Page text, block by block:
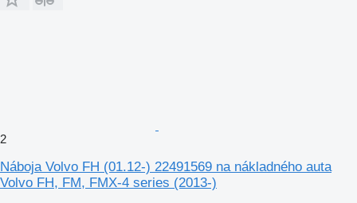
2
Náboja Volvo FH (01.12-) 22491569 na nákladného auta
Volvo FH, FM, FMX-4 series (2013-)